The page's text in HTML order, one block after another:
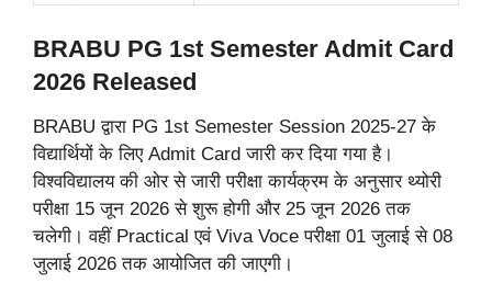
BRABU PG 1st Semester Admit Card
2026 Released
BRABU द्वारा PG 1st Semester Session 2025-27 के
विद्यार्थियों के लिए Admit Card जारी कर दिया गया है।
विश्वविद्यालय की ओर से जारी परीक्षा कार्यक्रम के अनुसार थ्योरी
परीक्षा 15 जून 2026 से शुरू होगी और 25 जून 2026 तक
चलेगी। वहीं Practical एवं Viva Voce परीक्षा 01 जुलाई से 08
जुलाई 2026 तक आयोजित की जाएगी।